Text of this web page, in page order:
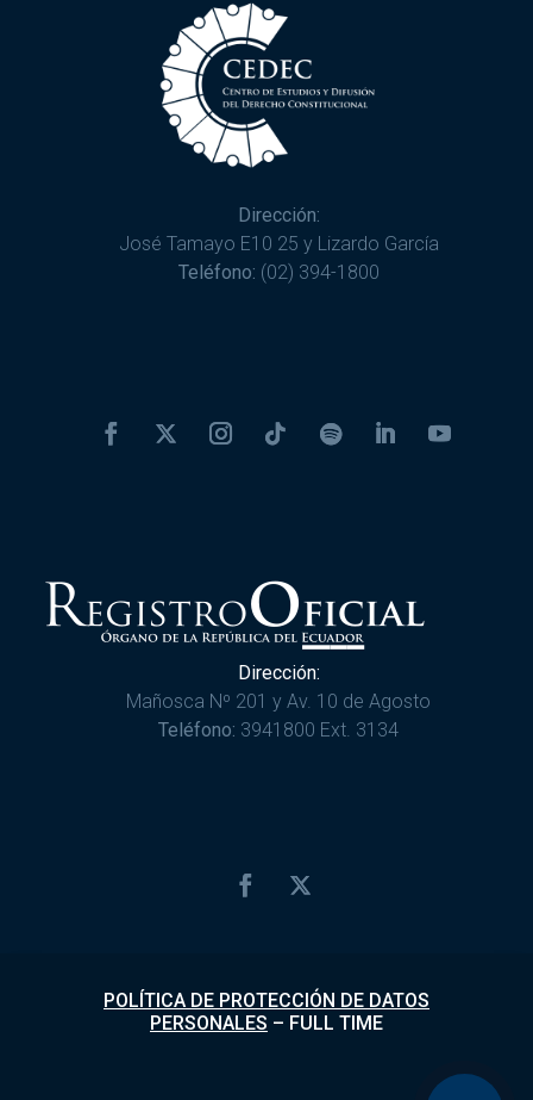
Dirección:
José Tamayo E10 25 y Lizardo García
Teléfono: (02) 394-1800
Dirección:
Mañosca Nº 201 y Av. 10 de Agosto
Teléfono: 3941800 Ext. 3134
POLÍTICA DE PROTECCIÓN DE DATOS
PERSONALES – FULL TIME